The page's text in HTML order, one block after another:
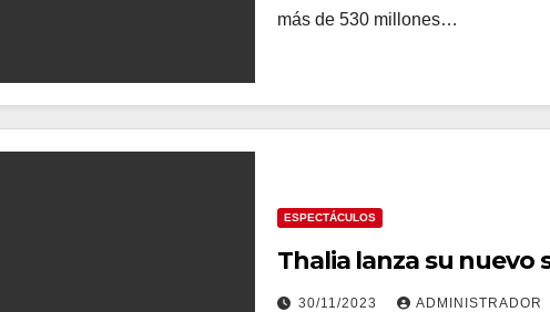
más de 530 millones…
ESPECTÁCULOS
Thalia lanza su nuevo
30/11/2023 ADMINISTRADOR